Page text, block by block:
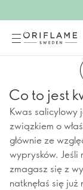
Co to jest
Kwas salicylowy
związkiem o
głównie ze
wyprysków. Jeśli
zmagasz się z
natknęłaś się już